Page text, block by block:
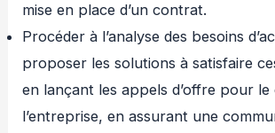
mise en place d’un contrat.
Procéder à l’analyse des besoins
proposer les solutions à satisfaire
en lançant les appels d’offre pour
l’entreprise, en assurant une